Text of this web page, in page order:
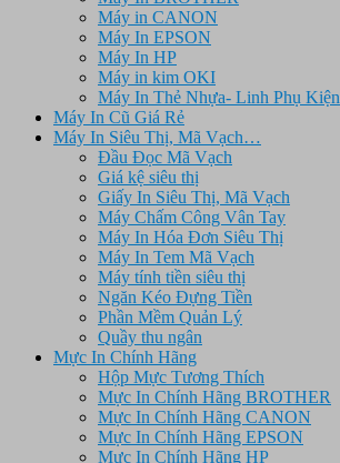
Máy in CANON
Máy In EPSON
Máy In HP
Máy in kim OKI
Máy In Thẻ Nhựa- Linh Phụ Kiện
Máy In Cũ Giá Rẻ
Máy In Siêu Thị, Mã Vạch…
Đầu Đọc Mã Vạch
Giá kệ siêu thị
Giấy In Siêu Thị, Mã Vạch
Máy Chấm Công Vân Tay
Máy In Hóa Đơn Siêu Thị
Máy In Tem Mã Vạch
Máy tính tiền siêu thị
Ngăn Kéo Đựng Tiền
Phần Mềm Quản Lý
Quầy thu ngân
Mực In Chính Hãng
Hộp Mực Tương Thích
Mực In Chính Hãng BROTHER
Mực In Chính Hãng CANON
Mực In Chính Hãng EPSON
Mực In Chính Hãng HP